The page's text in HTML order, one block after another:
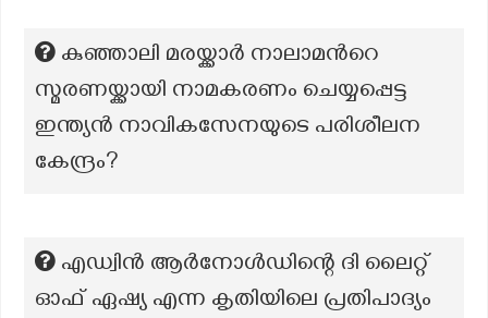
കുഞ്ഞാലി മരയ്ക്കാർ നാലാമന്‍റെ
സ്മരണയ്ക്കായി നാമകരണം ചെയ്യപ്പെട്ട
ഇന്ത്യൻ നാവികസേനയുടെ പരിശീലന
കേന്ദ്രം?
എഡ്വിൻ ആർനോൾഡിന്റെ ദി ലൈറ്റ്
ഓഫ് ഏഷ്യ എന്ന കൃതിയിലെ പ്രതിപാദ്യം